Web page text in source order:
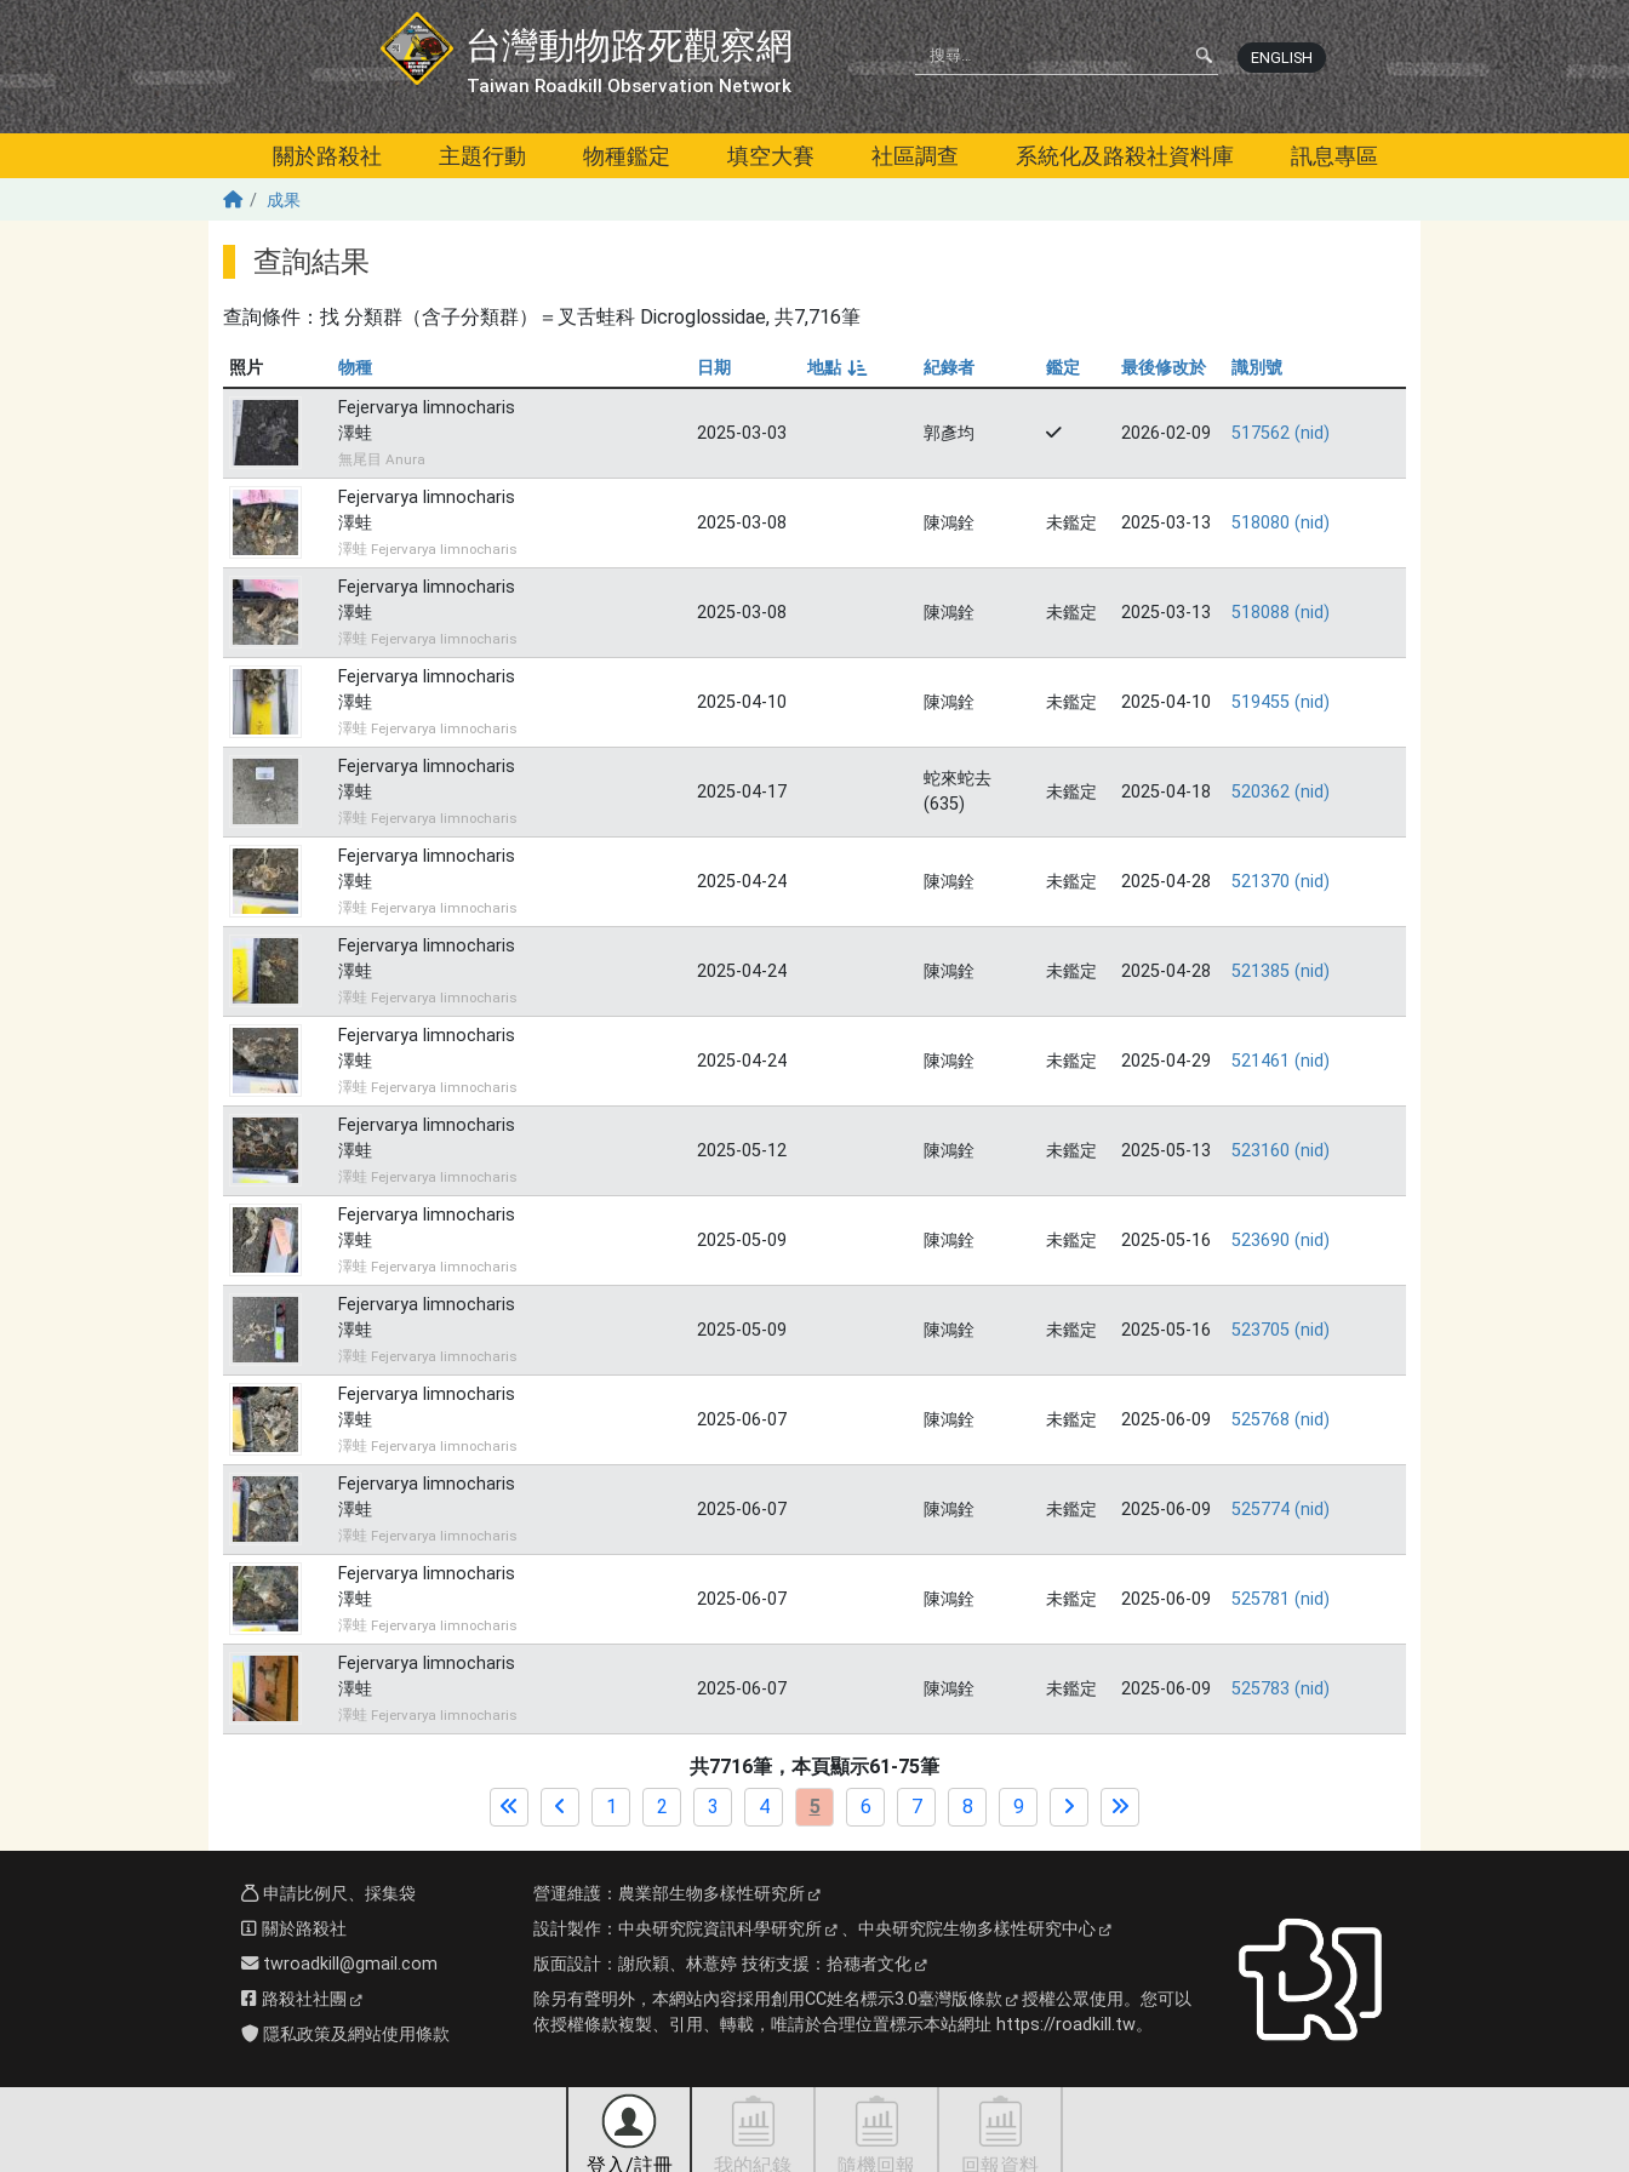
移至主內容
台灣動物路死觀察網
Taiwan Roadkill Observation Network
ENGLISH
關於路殺社 主題行動 物種鑑定 填空大賽 社區調查 系統化及路殺社資料庫 訊息專區
成果
查詢結果
查詢條件：找 分類群（含子分類群）＝叉舌蛙科 Dicroglossidae, 共7,716筆
照片 物種 日期
地點
由小到大
紀錄者 鑑定 最後修改於
識別號
Fejervarya limnocharis
澤蛙
無尾目 Anura
2025-03-03 郭彥均 2026-02-09 517562 (nid)
Fejervarya limnocharis
澤蛙
澤蛙 Fejervarya limnocharis
2025-03-08 陳鴻銓 未鑑定 2025-03-13 518080 (nid)
Fejervarya limnocharis
澤蛙
澤蛙 Fejervarya limnocharis
2025-03-08 陳鴻銓 未鑑定 2025-03-13 518088 (nid)
Fejervarya limnocharis
澤蛙
澤蛙 Fejervarya limnocharis
2025-04-10 陳鴻銓 未鑑定 2025-04-10 519455 (nid)
Fejervarya limnocharis
澤蛙
澤蛙 Fejervarya limnocharis
2025-04-17
蛇來蛇去
(635)
未鑑定 2025-04-18 520362 (nid)
Fejervarya limnocharis
澤蛙
澤蛙 Fejervarya limnocharis
2025-04-24 陳鴻銓 未鑑定 2025-04-28 521370 (nid)
Fejervarya limnocharis
澤蛙
澤蛙 Fejervarya limnocharis
2025-04-24 陳鴻銓 未鑑定 2025-04-28 521385 (nid)
Fejervarya limnocharis
澤蛙
澤蛙 Fejervarya limnocharis
2025-04-24 陳鴻銓 未鑑定 2025-04-29 521461 (nid)
Fejervarya limnocharis
澤蛙
澤蛙 Fejervarya limnocharis
2025-05-12 陳鴻銓 未鑑定 2025-05-13 523160 (nid)
Fejervarya limnocharis
澤蛙
澤蛙 Fejervarya limnocharis
2025-05-09 陳鴻銓 未鑑定 2025-05-16 523690 (nid)
Fejervarya limnocharis
澤蛙
澤蛙 Fejervarya limnocharis
2025-05-09 陳鴻銓 未鑑定 2025-05-16 523705 (nid)
Fejervarya limnocharis
澤蛙
澤蛙 Fejervarya limnocharis
2025-06-07 陳鴻銓 未鑑定 2025-06-09 525768 (nid)
Fejervarya limnocharis
澤蛙
澤蛙 Fejervarya limnocharis
2025-06-07 陳鴻銓 未鑑定 2025-06-09 525774 (nid)
Fejervarya limnocharis
澤蛙
澤蛙 Fejervarya limnocharis
2025-06-07 陳鴻銓 未鑑定 2025-06-09 525781 (nid)
Fejervarya limnocharis
澤蛙
澤蛙 Fejervarya limnocharis
2025-06-07 陳鴻銓 未鑑定 2025-06-09 525783 (nid)
共7716筆，本頁顯示61-75筆
1
2 3 4 5 6 7 8 9
登入/註冊 我的紀錄 隨機回報 回報資料
申請比例尺、採集袋
關於路殺社
twroadkill@gmail.com
路殺社社團
隱私政策及網站使用條款
營運維護： 農業部生物多樣性研究所
設計製作： 中央研究院資訊科學研究所 、 中央研究院生物多樣性研究中心
版面設計： 謝欣穎、林薏婷 技術支援： 拾穗者文化
除另有聲明外，本網站內容採用創用CC姓名標示3.0臺灣版條款
授權公眾使用。您可以
依授權條款複製、引用、轉載，唯請於合理位置標示本站網址 https://roadkill.tw。